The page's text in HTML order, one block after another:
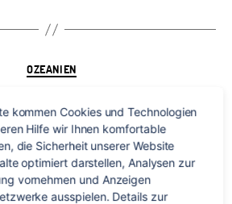
Kategorien
OZEANIEN
und kulinarische
in und um
Methven
kommen Cookies und Technologien
Hilfe wir Ihnen komfortable
die Sicherheit unserer Website
optimiert darstellen, Analysen zur
vornehmen und Anzeigen
ausspielen. Details zur